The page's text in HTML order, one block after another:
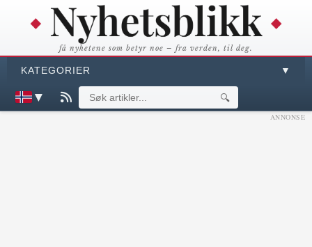
få nyhetene som betyr noe – fra verden, til deg.
KATEGORIER ▼
▼ 🔍
ANNONSE